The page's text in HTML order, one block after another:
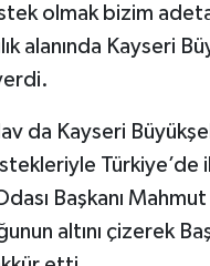
olmak bizim
alanında Kayseri
da Kayseri
Başkanı
altını çizerek